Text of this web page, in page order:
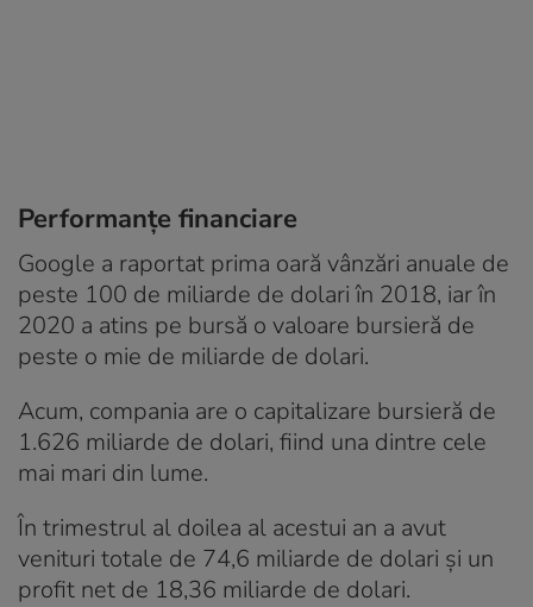
Performanțe financiare
Google a raportat prima oară vânzări anuale de
peste 100 de miliarde de dolari în 2018, iar în
2020 a atins pe bursă o valoare bursieră de
peste o mie de miliarde de dolari.
Acum, compania are o capitalizare bursieră de
1.626 miliarde de dolari, fiind una dintre cele
mai mari din lume.
În trimestrul al doilea al acestui an a avut
venituri totale de 74,6 miliarde de dolari și un
profit net de 18,36 miliarde de dolari.